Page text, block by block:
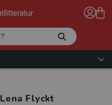
Lena Flyckt